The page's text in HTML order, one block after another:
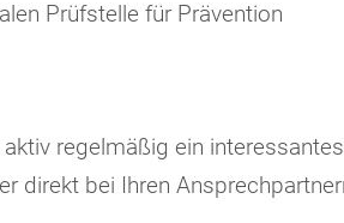
Prüfstelle für Prävention
aktiv regelmäßig ein
direkt bei Ihren